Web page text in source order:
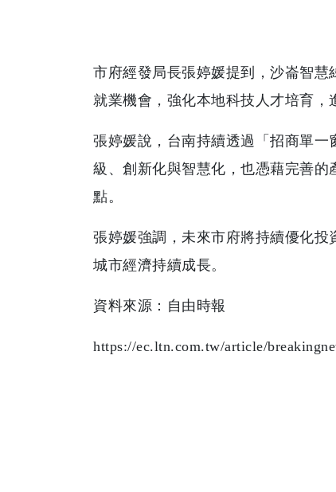
市府經發局長張婷媛提到，沙崙智
就業機會，強化本地科技人才培育，
張婷媛說，台南持續透過「招商單
級、創新化與智慧化，也憑藉完善
點。
張婷媛強調，未來市府將持續優化
城市經濟持續成長。
資料來源：自由時報
https://ec.ltn.com.tw/article/